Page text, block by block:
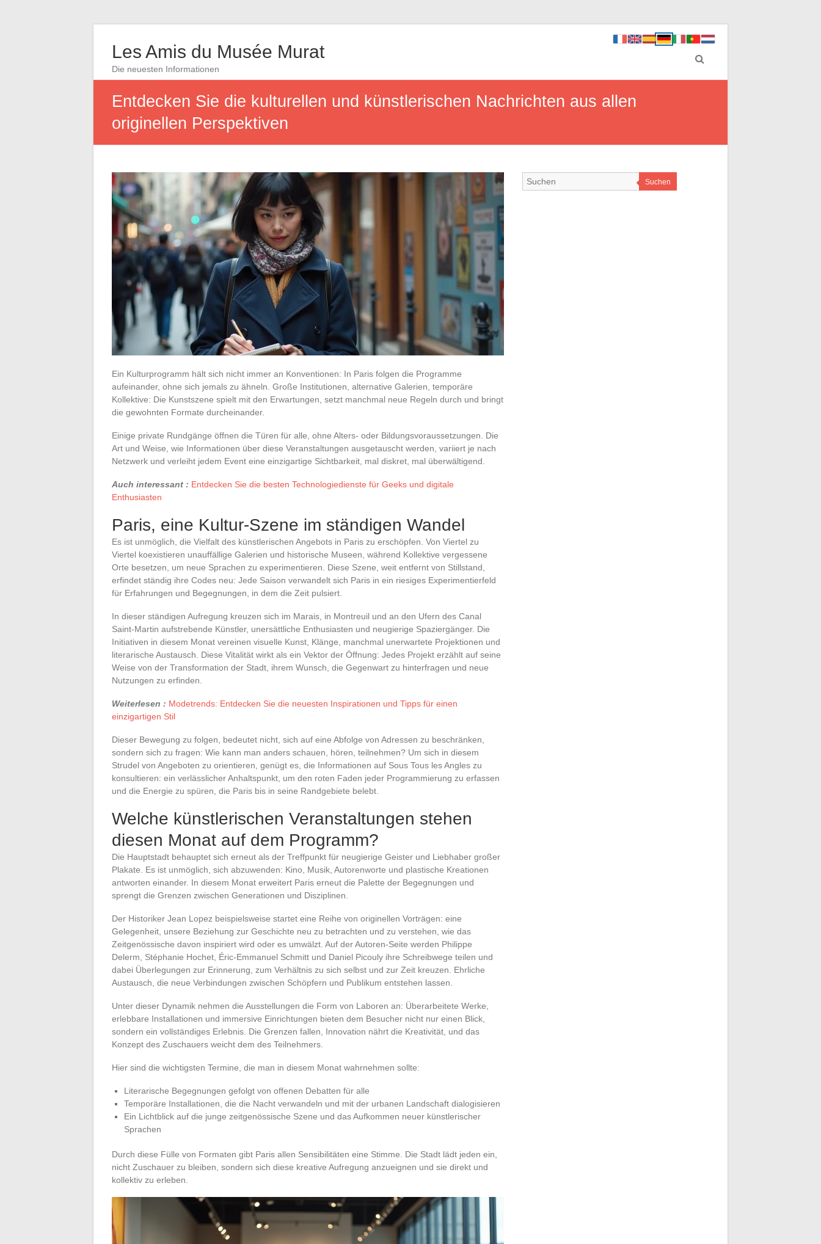
Les Amis du Musée Murat
Die neuesten Informationen
Entdecken Sie die kulturellen und künstlerischen Nachrichten aus allen
originellen Perspektiven
Ein Kulturprogramm hält sich nicht immer an Konventionen: In Paris folgen die Programme
aufeinander, ohne sich jemals zu ähneln. Große Institutionen, alternative Galerien, temporäre
Kollektive: Die Kunstszene spielt mit den Erwartungen, setzt manchmal neue Regeln durch und bringt
die gewohnten Formate durcheinander.
Einige private Rundgänge öffnen die Türen für alle, ohne Alters- oder Bildungsvoraussetzungen. Die
Art und Weise, wie Informationen über diese Veranstaltungen ausgetauscht werden, variiert je nach
Netzwerk und verleiht jedem Event eine einzigartige Sichtbarkeit, mal diskret, mal überwältigend.
Auch interessant : Entdecken Sie die besten Technologiedienste für Geeks und digitale
Enthusiasten
Paris, eine Kultur-Szene im ständigen Wandel
Es ist unmöglich, die Vielfalt des künstlerischen Angebots in Paris zu erschöpfen. Von Viertel zu
Viertel koexistieren unauffällige Galerien und historische Museen, während Kollektive vergessene
Orte besetzen, um neue Sprachen zu experimentieren. Diese Szene, weit entfernt von Stillstand,
erfindet ständig ihre Codes neu: Jede Saison verwandelt sich Paris in ein riesiges Experimentierfeld
für Erfahrungen und Begegnungen, in dem die Zeit pulsiert.
In dieser ständigen Aufregung kreuzen sich im Marais, in Montreuil und an den Ufern des Canal
Saint-Martin aufstrebende Künstler, unersättliche Enthusiasten und neugierige Spaziergänger. Die
Initiativen in diesem Monat vereinen visuelle Kunst, Klänge, manchmal unerwartete Projektionen und
literarische Austausch. Diese Vitalität wirkt als ein Vektor der Öffnung: Jedes Projekt erzählt auf seine
Weise von der Transformation der Stadt, ihrem Wunsch, die Gegenwart zu hinterfragen und neue
Nutzungen zu erfinden.
Weiterlesen : Modetrends: Entdecken Sie die neuesten Inspirationen und Tipps für einen
einzigartigen Stil
Dieser Bewegung zu folgen, bedeutet nicht, sich auf eine Abfolge von Adressen zu beschränken,
sondern sich zu fragen: Wie kann man anders schauen, hören, teilnehmen? Um sich in diesem
Strudel von Angeboten zu orientieren, genügt es, die Informationen auf Sous Tous les Angles zu
konsultieren: ein verlässlicher Anhaltspunkt, um den roten Faden jeder Programmierung zu erfassen
und die Energie zu spüren, die Paris bis in seine Randgebiete belebt.
Welche künstlerischen Veranstaltungen stehen
diesen Monat auf dem Programm?
Die Hauptstadt behauptet sich erneut als der Treffpunkt für neugierige Geister und Liebhaber großer
Plakate. Es ist unmöglich, sich abzuwenden: Kino, Musik, Autorenworte und plastische Kreationen
antworten einander. In diesem Monat erweitert Paris erneut die Palette der Begegnungen und
sprengt die Grenzen zwischen Generationen und Disziplinen.
Der Historiker Jean Lopez beispielsweise startet eine Reihe von originellen Vorträgen: eine
Gelegenheit, unsere Beziehung zur Geschichte neu zu betrachten und zu verstehen, wie das
Zeitgenössische davon inspiriert wird oder es umwälzt. Auf der Autoren-Seite werden Philippe
Delerm, Stéphanie Hochet, Éric-Emmanuel Schmitt und Daniel Picouly ihre Schreibwege teilen und
dabei Überlegungen zur Erinnerung, zum Verhältnis zu sich selbst und zur Zeit kreuzen. Ehrliche
Austausch, die neue Verbindungen zwischen Schöpfern und Publikum entstehen lassen.
Unter dieser Dynamik nehmen die Ausstellungen die Form von Laboren an: Überarbeitete Werke,
erlebbare Installationen und immersive Einrichtungen bieten dem Besucher nicht nur einen Blick,
sondern ein vollständiges Erlebnis. Die Grenzen fallen, Innovation nährt die Kreativität, und das
Konzept des Zuschauers weicht dem des Teilnehmers.
Hier sind die wichtigsten Termine, die man in diesem Monat wahrnehmen sollte:
Literarische Begegnungen gefolgt von offenen Debatten für alle
Temporäre Installationen, die die Nacht verwandeln und mit der urbanen Landschaft dialogisieren
Ein Lichtblick auf die junge zeitgenössische Szene und das Aufkommen neuer künstlerischer
Sprachen
Durch diese Fülle von Formaten gibt Paris allen Sensibilitäten eine Stimme. Die Stadt lädt jeden ein,
nicht Zuschauer zu bleiben, sondern sich diese kreative Aufregung anzueignen und sie direkt und
kollektiv zu erleben.
Suchen